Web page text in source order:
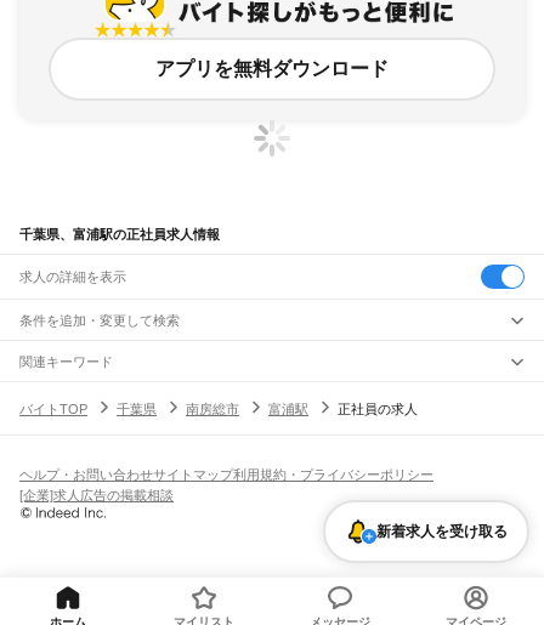
アプリを無料ダウンロード
千葉県、富浦駅の正社員求人情報
求人の詳細を表示
条件を追加・変更して検索
市区町村を追加・変更
千葉県すべて
銚子市市川市船橋市館山市木更津市松戸市野田市茂原市成田市佐倉市
旭市習志野市柏市勝浦市 八千代市我孫子市鴨川市鎌ケ谷市
印西市 白井市富里市 南房総市
印旛郡 香取郡
駅を追加・変更
南流山駅新松戸駅 新八柱駅東松戸駅市川大野駅船橋法典駅 西船橋駅
JR中央・総武線
市川駅 本八幡駅 東船橋駅 津田沼駅幕張本郷駅
幕張駅
市川駅船橋駅 稲毛駅千葉駅 都賀駅四街道駅
佐倉駅
南酒々井駅
日向駅 成東駅 横芝駅 飯倉駅 干潟駅 旭駅
飲食・フードサービス
飲食・フードサービス
ホールスタッフ
皿洗い・洗い場精肉・鮮魚加工
バー（BAR）・バーテンダー
飲食店（店長・マネージャー）
営業・販売
営業
テレフォンアポインター（テレアポ） ルートセールス
特徴を追加・変更
人気
髪型・髪色自由ひげOKネイルOK
留学生・外国人活躍中
短期 単発・1日OK
期間限定（春夏冬休み等）
シフト
契約社員
派遣社員
関連キーワード
バイトTOP
千葉県 南房総市 富浦駅 正社員の求人
新着求人を受け取る
ヘルプ・お問い合わせサイトマップ利用規約・プライバシーポリシー
[企業]求人広告の掲載相談
ホーム マイリスト メッセージ マイページ